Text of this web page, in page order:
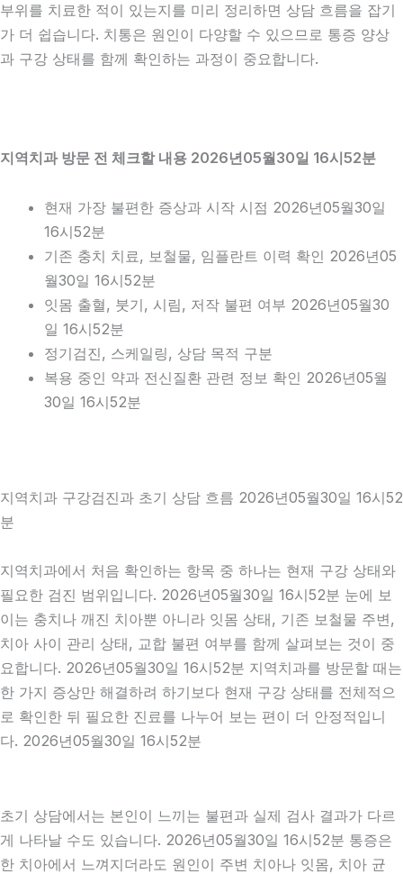
부위를 치료한 적이 있는지를 미리 정리하면 상담 흐름을 잡기
가 더 쉽습니다. 치통은 원인이 다양할 수 있으므로 통증 양상
과 구강 상태를 함께 확인하는 과정이 중요합니다.
지역치과 방문 전 체크할 내용 2026년05월30일 16시52분
현재 가장 불편한 증상과 시작 시점 2026년05월30일
16시52분
기존 충치 치료, 보철물, 임플란트 이력 확인 2026년05
월30일 16시52분
잇몸 출혈, 붓기, 시림, 저작 불편 여부 2026년05월30
일 16시52분
정기검진, 스케일링, 상담 목적 구분
복용 중인 약과 전신질환 관련 정보 확인 2026년05월
30일 16시52분
지역치과 구강검진과 초기 상담 흐름 2026년05월30일 16시52
분
지역치과에서 처음 확인하는 항목 중 하나는 현재 구강 상태와
필요한 검진 범위입니다. 2026년05월30일 16시52분 눈에 보
이는 충치나 깨진 치아뿐 아니라 잇몸 상태, 기존 보철물 주변,
치아 사이 관리 상태, 교합 불편 여부를 함께 살펴보는 것이 중
요합니다. 2026년05월30일 16시52분 지역치과를 방문할 때는
한 가지 증상만 해결하려 하기보다 현재 구강 상태를 전체적으
로 확인한 뒤 필요한 진료를 나누어 보는 편이 더 안정적입니
다. 2026년05월30일 16시52분
초기 상담에서는 본인이 느끼는 불편과 실제 검사 결과가 다르
게 나타날 수도 있습니다. 2026년05월30일 16시52분 통증은
한 치아에서 느껴지더라도 원인이 주변 치아나 잇몸, 치아 균